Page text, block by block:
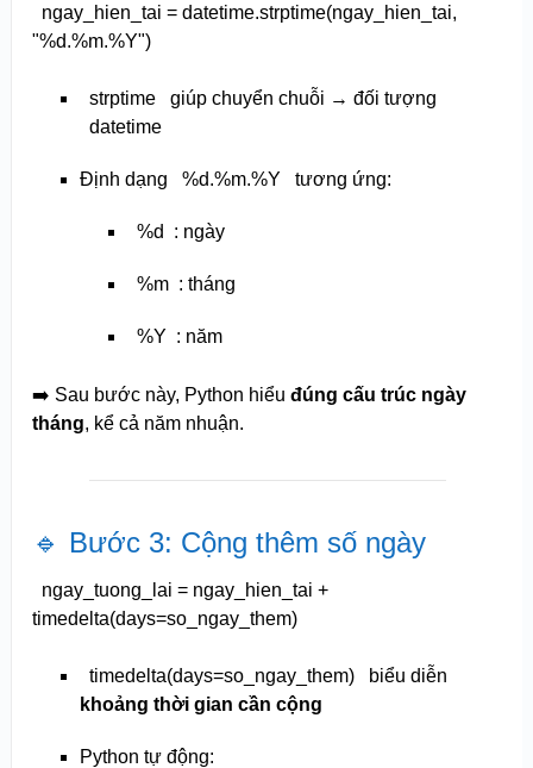
ngay_hien_tai = datetime.strptime(ngay_hien_tai,
"%d.%m.%Y")
strptime
giúp chuyển chuỗi → đối tượng
datetime
Định dạng %d.%m.%Y tương ứng:
%d : ngày
%m : tháng
%Y : năm
➡️ Sau bước này, Python hiểu đúng cấu trúc ngày
tháng, kể cả năm nhuận.
🔹 Bước 3: Cộng thêm số ngày
ngay_tuong_lai = ngay_hien_tai +
timedelta(days=so_ngay_them)
timedelta(days=so_ngay_them)
biểu diễn
khoảng thời gian cần cộng
Python tự động: